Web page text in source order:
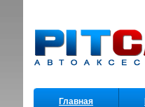
Главная